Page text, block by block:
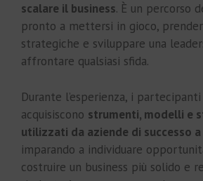
scalare il business. È un percorso
pronto a mettersi in gioco,
strategiche e sviluppare una
affrontare qualsiasi sfida.
Durante l’esperienza, i partecipanti
acquisiscono strumenti, modelli e
utilizzati da aziende di successo
imparando a individuare
costruire un business più solido e